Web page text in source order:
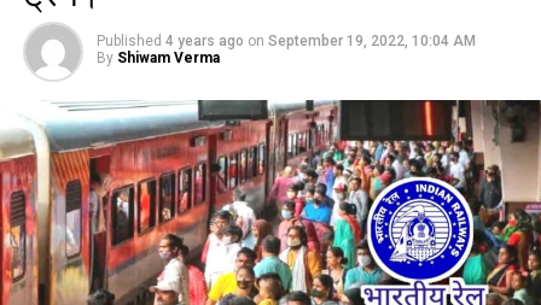
Published 4 years ago on September 19, 2022, 10:04 AM
By Shiwam Verma